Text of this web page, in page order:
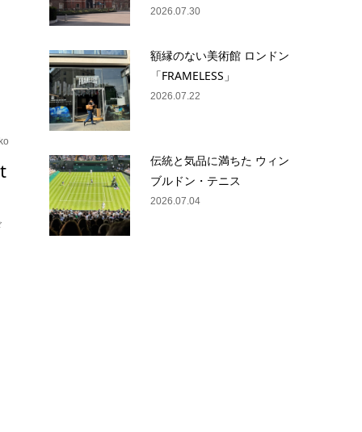
2026.07.30
額縁のない美術館 ロンドン
「FRAMELESS」
2026.07.22
伝統と気品に満ちた ウィン
ブルドン・テニス
2026.07.04